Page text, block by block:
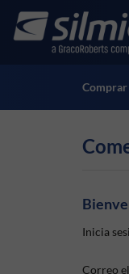
main
Ensayos
Ver
Inicia
Correo